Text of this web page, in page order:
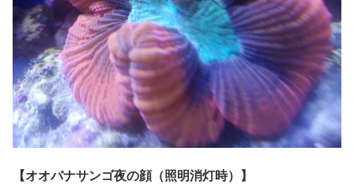
【オオバナサンゴ夜の顔（照明消灯時）】